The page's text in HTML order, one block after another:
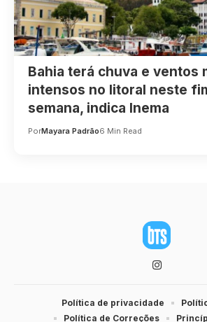
Bahia terá chuva e ventos
intensos no litoral neste
semana, indica Inema
PorMayara Padrão6 Min Read
Política de privacidade
Política de Correções